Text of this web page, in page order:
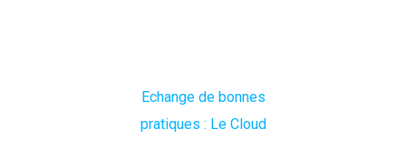
Echange de bonnes
pratiques : Le Cloud